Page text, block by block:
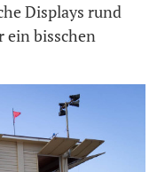
Displays rund
ein bisschen